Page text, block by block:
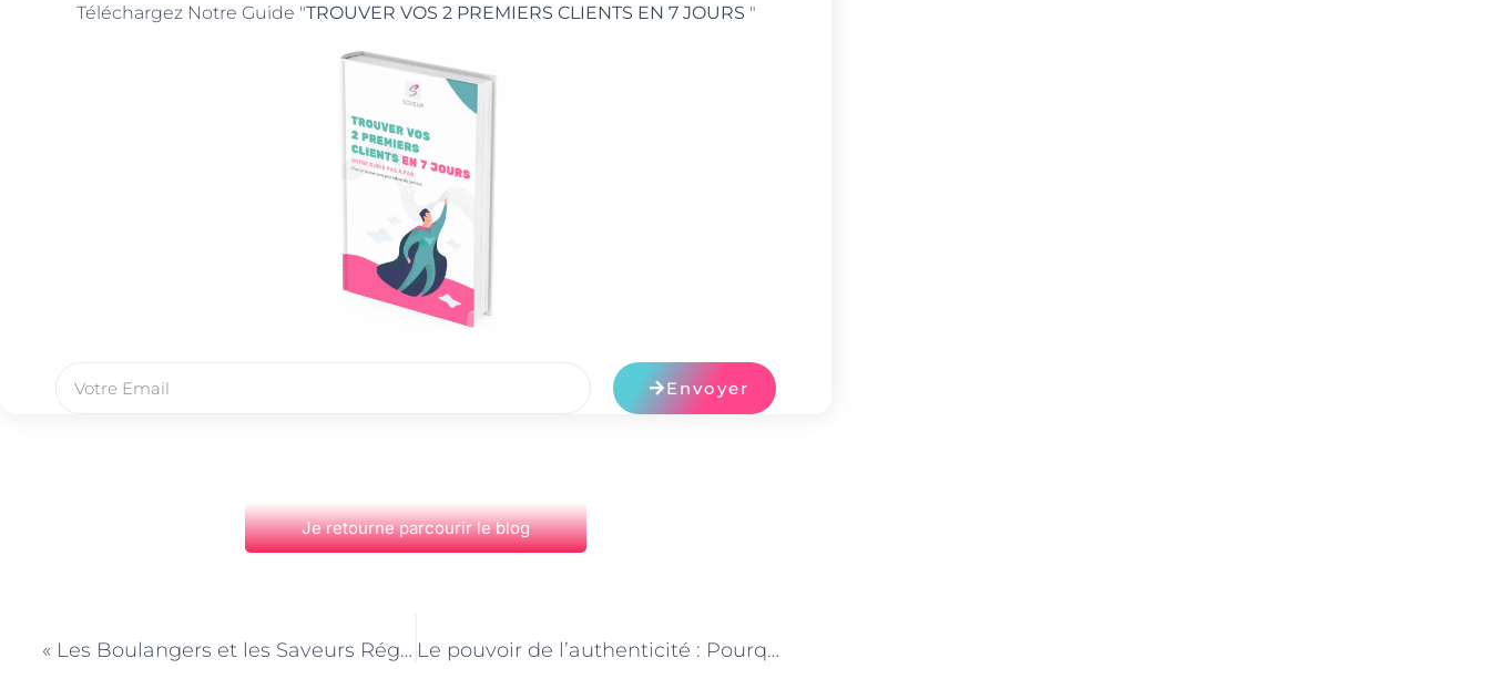
Téléchargez Notre Guide "TROUVER VOS 2 PREMIERS CLIENTS EN 7 JOURS "
Envoyer
Je retourne parcourir le blog
« Les Boulangers et les Saveurs Régionales : Valorisation de la Diversité Française » Le pouvoir de l’authenticité : Pourquoi les followers font confiance aux influenceurs.